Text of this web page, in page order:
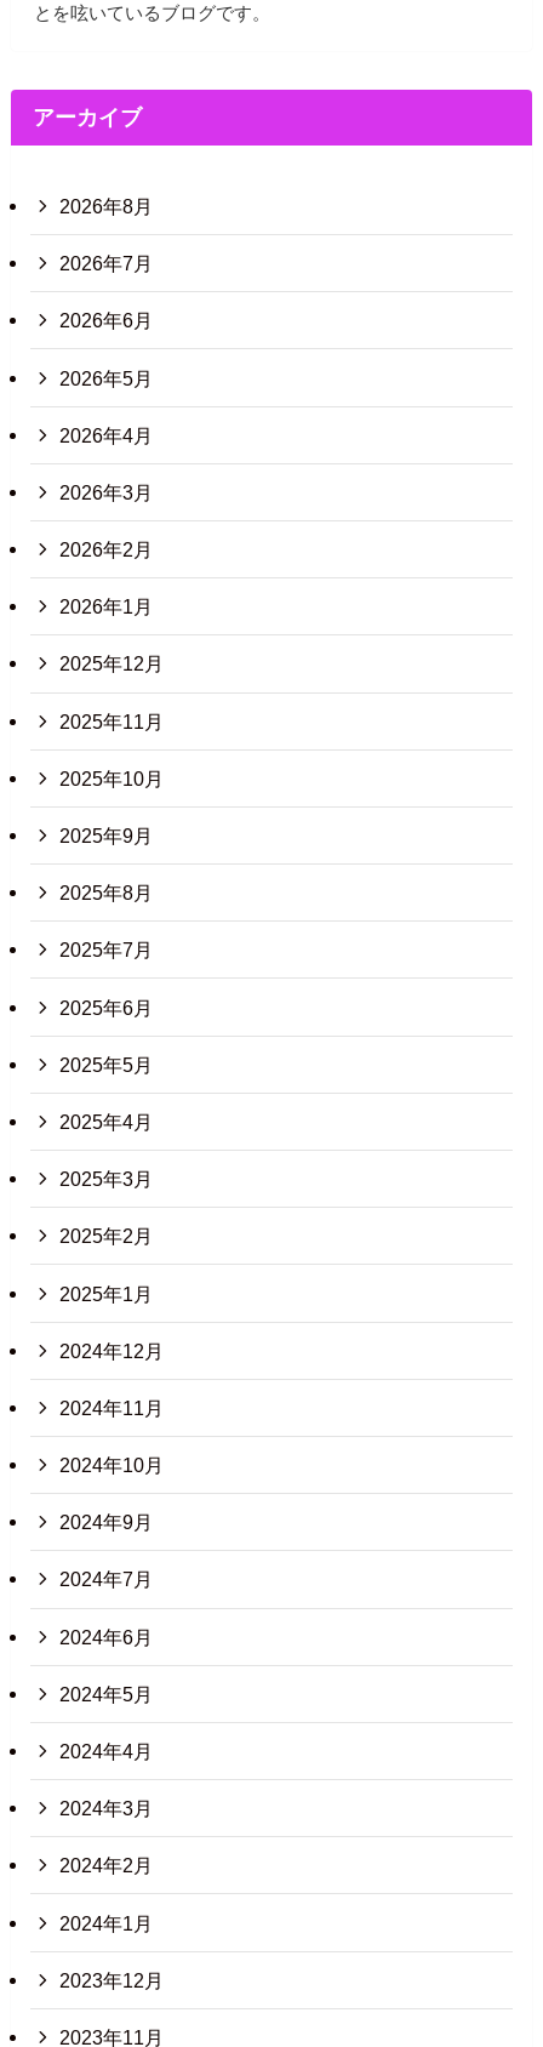
とを呟いているブログです。
アーカイブ
2026年8月
2026年7月
2026年6月
2026年5月
2026年4月
2026年3月
2026年2月
2026年1月
2025年12月
2025年11月
2025年10月
2025年9月
2025年8月
2025年7月
2025年6月
2025年5月
2025年4月
2025年3月
2025年2月
2025年1月
2024年12月
2024年11月
2024年10月
2024年9月
2024年7月
2024年6月
2024年5月
2024年4月
2024年3月
2024年2月
2024年1月
2023年12月
2023年11月